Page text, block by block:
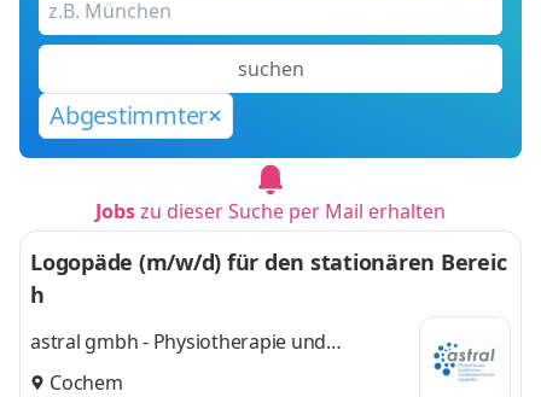
suchen
Abgestimmter
Jobszu dieser Suche per Mail erhalten
Logopäde (m/w/d) für den stationären Bereic
h
astral gmbh - Physiotherapie und
Sporttherapie
Cochem